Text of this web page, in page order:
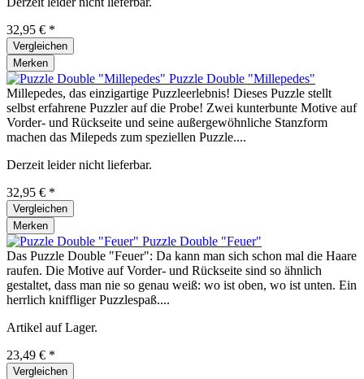
32,95 € *
Vergleichen
Merken
Puzzle Double "Millepedes"
Millepedes, das einzigartige Puzzleerlebnis! Dieses Puzzle stellt
selbst erfahrene Puzzler auf die Probe! Zwei kunterbunte Motive auf
Vorder- und Rückseite und seine außergewöhnliche Stanzform
machen das Milepeds zum speziellen Puzzle....
Derzeit leider nicht lieferbar.
32,95 € *
Vergleichen
Merken
Puzzle Double "Feuer"
Das Puzzle Double "Feuer": Da kann man sich schon mal die Haare
raufen. Die Motive auf Vorder- und Rückseite sind so ähnlich
gestaltet, dass man nie so genau weiß: wo ist oben, wo ist unten. Ein
herrlich kniffliger Puzzlespaß....
Artikel auf Lager.
23,49 € *
Vergleichen